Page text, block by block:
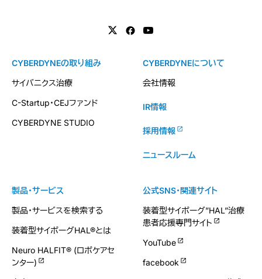
製品・サービス
製品・サービスを検索する
装着型サイボーグHAL®とは
Neuro HALFIT® (ロボケアセ
ンター)
CYBERDYNEの取り組み
サイバニクス治療
C-Startup・CEJファンド
CYBERDYNE STUDIO
CYBERDYNEについて
会社情報
IR情報
採用情報
ニュースルーム
公式SNS・関連サイト
装着型サイボーグ”HAL”治療
患者応援専門サイト
YouTube
facebook